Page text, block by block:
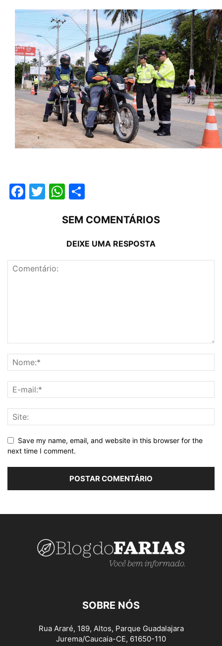
Facebook
TwitterWhatsApp
SEM COMENTÁRIOS
DEIXE UMA RESPOSTA
Save my name, email, and website in this browser for the
next time I comment.
SOBRE NÓS
Rua Araré, 189, Altos, Parque Guadalajara
Jurema/Caucaia-CE, 61650-110